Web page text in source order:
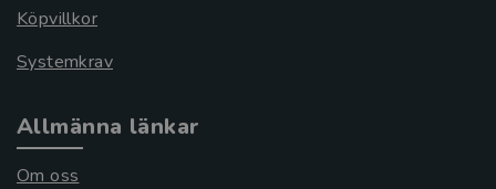
Köpvillkor
Systemkrav
Allmänna länkar
Om oss